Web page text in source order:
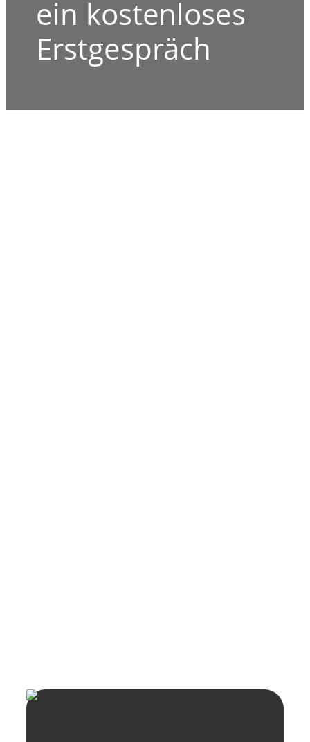
ein kostenloses
Erstgespräch